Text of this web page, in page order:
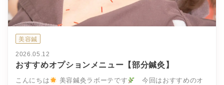
美容鍼
2026.05.12
おすすめオプションメニュー【部分鍼灸】
こんにちは 美容鍼灸ラボーテです
今回はおすすめのオ